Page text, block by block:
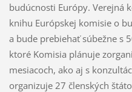
budúcnosti Európy. Verejná
knihu Európskej komisie o
a bude prebiehať súbežne s
ktoré Komisia plánuje
mesiacoch, ako aj s
organizuje 27 členských